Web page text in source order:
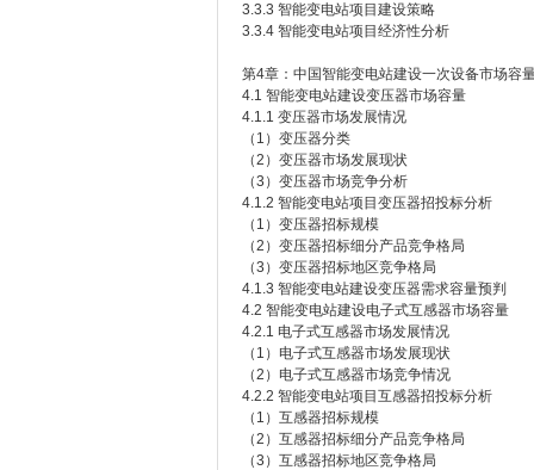
3.3.3 智能变电站项目建设策略
3.3.4 智能变电站项目经济性分析
第4章：中国智能变电站建设一次设备市场容
4.1 智能变电站建设变压器市场容量
4.1.1 变压器市场发展情况
（1）变压器分类
（2）变压器市场发展现状
（3）变压器市场竞争分析
4.1.2 智能变电站项目变压器招投标分析
（1）变压器招标规模
（2）变压器招标细分产品竞争格局
（3）变压器招标地区竞争格局
4.1.3 智能变电站建设变压器需求容量预判
4.2 智能变电站建设电子式互感器市场容量
4.2.1 电子式互感器市场发展情况
（1）电子式互感器市场发展现状
（2）电子式互感器市场竞争情况
4.2.2 智能变电站项目互感器招投标分析
（1）互感器招标规模
（2）互感器招标细分产品竞争格局
（3）互感器招标地区竞争格局